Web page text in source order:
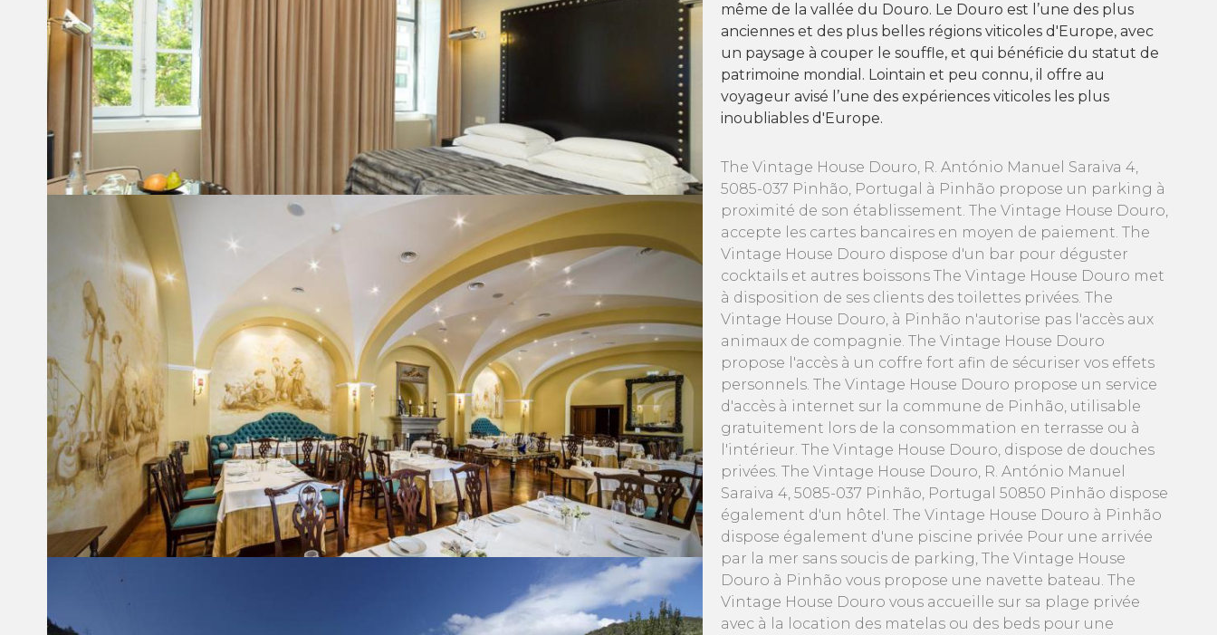
même de la vallée du Douro. Le Douro est l’une des plus
anciennes et des plus belles régions viticoles d'Europe, avec
un paysage à couper le souffle, et qui bénéficie du statut de
patrimoine mondial. Lointain et peu connu, il offre au
voyageur avisé l’une des expériences viticoles les plus
inoubliables d'Europe.
The Vintage House Douro, R. António Manuel Saraiva 4,
5085-037 Pinhão, Portugal à Pinhão propose un parking à
proximité de son établissement. The Vintage House Douro,
accepte les cartes bancaires en moyen de paiement. The
Vintage House Douro dispose d'un bar pour déguster
cocktails et autres boissons The Vintage House Douro met
à disposition de ses clients des toilettes privées. The
Vintage House Douro, à Pinhão n'autorise pas l'accès aux
animaux de compagnie. The Vintage House Douro
propose l'accès à un coffre fort afin de sécuriser vos effets
personnels. The Vintage House Douro propose un service
d'accès à internet sur la commune de Pinhão, utilisable
gratuitement lors de la consommation en terrasse ou à
l'intérieur. The Vintage House Douro, dispose de douches
privées. The Vintage House Douro, R. António Manuel
Saraiva 4, 5085-037 Pinhão, Portugal 50850 Pinhão dispose
également d'un hôtel. The Vintage House Douro à Pinhão
dispose également d'une piscine privée Pour une arrivée
par la mer sans soucis de parking, The Vintage House
Douro à Pinhão vous propose une navette bateau. The
Vintage House Douro vous accueille sur sa plage privée
avec à la location des matelas ou des beds pour une